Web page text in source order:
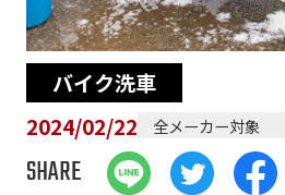
バイク洗車
2024/02/22
全メーカー対象
SHARE